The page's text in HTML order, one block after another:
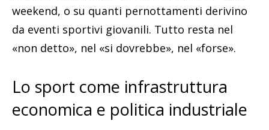
weekend, o su quanti pernottamenti derivino
da eventi sportivi giovanili. Tutto resta nel
«non detto», nel «si dovrebbe», nel «forse».
Lo sport come infrastruttura
economica e politica industriale